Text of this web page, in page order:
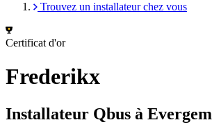
Trouvez un installateur chez vous
Certificat d'or
Frederikx
Installateur Qbus à Evergem